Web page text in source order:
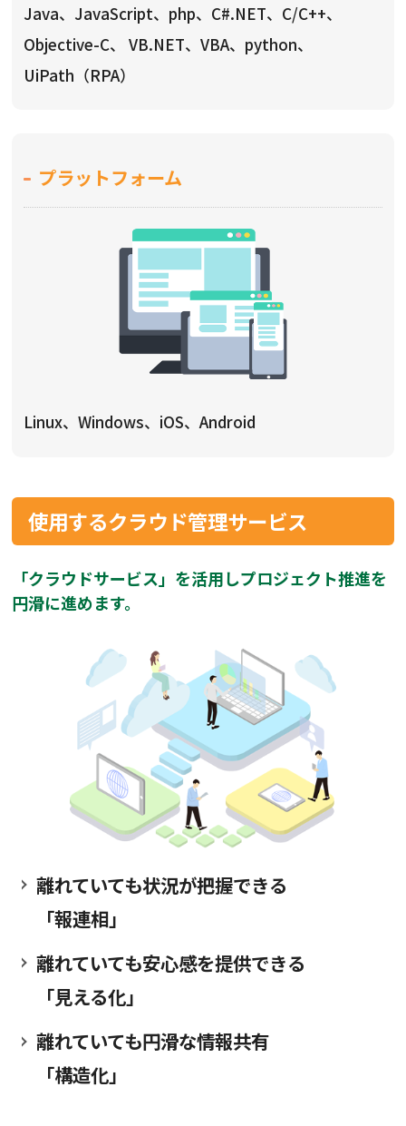
Java、JavaScript、php、C#.NET、C/C++、
Objective-C、 VB.NET、VBA、python、
UiPath（RPA）
プラットフォーム
Linux、Windows、iOS、Android
使用するクラウド管理サービス
「クラウドサービス」を活用しプロジェクト推進を
円滑に進めます。
離れていても状況が把握できる
「報連相」
離れていても安心感を提供できる
「見える化」
離れていても円滑な情報共有
「構造化」